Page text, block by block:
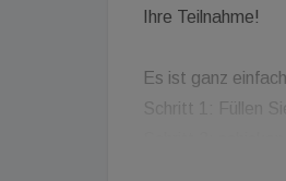
Ihre Teilnahme!
Es ist ganz
Schritt 1: Füllen